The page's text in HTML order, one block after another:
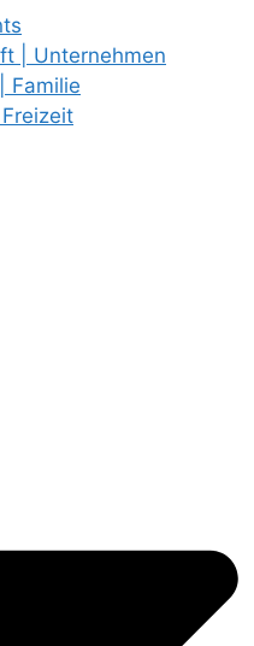
| Unternehmen
Familie